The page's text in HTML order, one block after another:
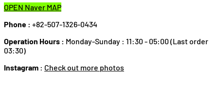
OPEN Naver MAP
Phone : +82-507-1326-0434
Operation Hours : Monday-Sunday : 11:30 - 05:00 (Last order
03:30)
Instagram : Check out more photos